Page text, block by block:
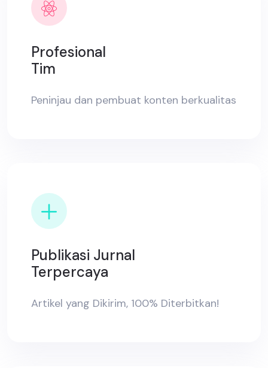
Profesional
Tim
Peninjau dan pembuat konten berkualitas
Publikasi Jurnal
Terpercaya
Artikel yang Dikirim, 100% Diterbitkan!